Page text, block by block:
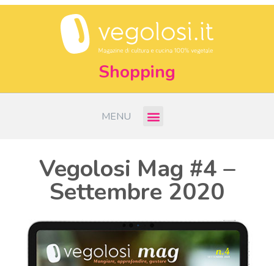
Shopping
MENU
Vegolosi Mag #4 –
Settembre 2020